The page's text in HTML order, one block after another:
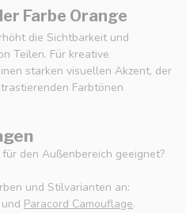
Farbe Orange
die Sichtbarkeit und
Teilen. Für kreative
starken visuellen Akzent, der
Farbtönen
den Außenbereich geeignet?
und Stilvarianten an:
und Paracord Camouflage.